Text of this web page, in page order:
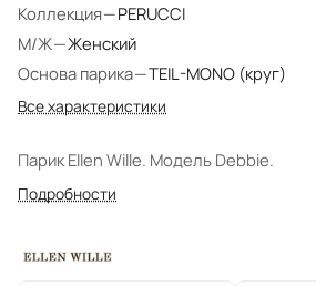
Коллекция—PERUCCI
М/Ж—Женский
Основа парика—TEIL-MONO (круг)
Все характеристики
Парик Ellen Wille. Модель Debbie.
Подробности